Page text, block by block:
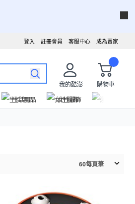
成為賣家
客服中心
註冊會員
登入
我的酷澎
購物車
生活用品 女性服飾
60每頁筆